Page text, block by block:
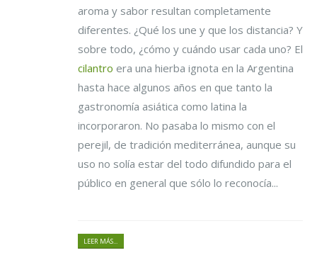
aroma y sabor resultan completamente
diferentes. ¿Qué los une y que los distancia? Y
sobre todo, ¿cómo y cuándo usar cada uno? El
cilantro era una hierba ignota en la Argentina
hasta hace algunos años en que tanto la
gastronomía asiática como latina la
incorporaron. No pasaba lo mismo con el
perejil, de tradición mediterránea, aunque su
uso no solía estar del todo difundido para el
público en general que sólo lo reconocía...
LEER MÁS...